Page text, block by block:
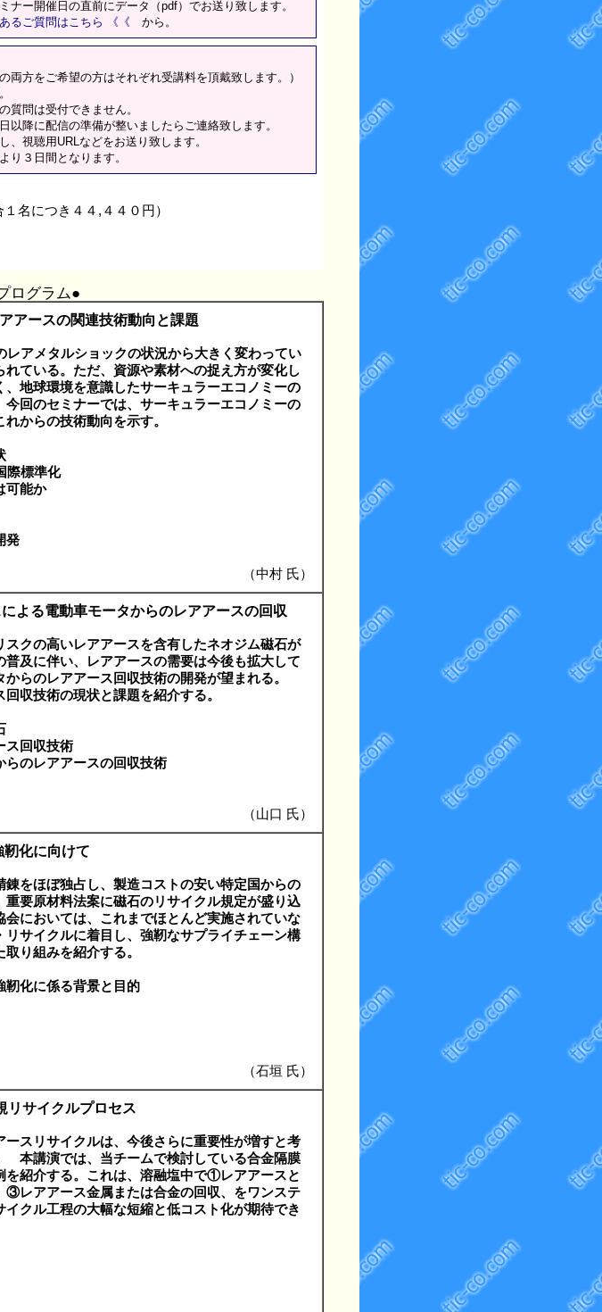
ー開催日の直前にデータ（pdf）でお送り致します。
るご質問はこちら 《《 から。
方をご希望の方はそれぞれ受講料を頂戴致します。）
問は受付できません。
降に配信の準備が整いましたらご連絡致します。
視聴用URLなどをお送り致します。
３日間となります。
名につき４４,４４０円）
ログラム●
アースの関連技術動向と課題
アメタルショックの状況から大きく変わってい
ている。ただ、資源や素材への捉え方が変化し
地球環境を意識したサーキュラーエコノミーの
回のセミナーでは、サーキュラーエコノミーの
からの技術動向を示す。
際標準化
可能か
発
（中村 氏）
よる電動車モータからのレアアースの回収
クの高いレアアースを含有したネオジム磁石が
及に伴い、レアアースの需要は今後も拡大して
からのレアアース回収技術の開発が望まれる。
収技術の現状と課題を紹介する。
ス回収技術
らのレアアースの回収技術
（山口 氏）
靭化に向けて
をほぼ独占し、製造コストの安い特定国からの
要原材料法案に磁石のリサイクル規定が盛り込
においては、これまでほとんど実施されていな
サイクルに着目し、強靭なサプライチェーン構
り組みを紹介する。
靭化に係る背景と目的
（石垣 氏）
リサイクルプロセス
スリサイクルは、今後さらに重要性が増すと考
本講演では、当チームで検討している合金隔膜
紹介する。これは、溶融塩中で①レアアースと
レアアース金属または合金の回収、をワンステ
クル工程の大幅な短縮と低コスト化が期待でき